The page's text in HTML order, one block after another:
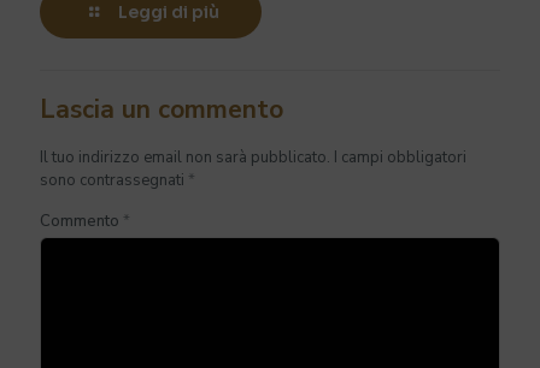
Leggi di più
Lascia un commento
Il tuo indirizzo email non sarà pubblicato. I campi obbligatori
sono contrassegnati *
Commento *